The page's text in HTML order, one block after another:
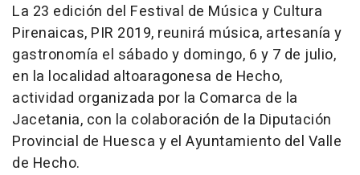
La 23 edición del Festival de Música y Cultura
Pirenaicas, PIR 2019, reunirá música, artesanía y
gastronomía el sábado y domingo, 6 y 7 de julio,
en la localidad altoaragonesa de Hecho,
actividad organizada por la Comarca de la
Jacetania, con la colaboración de la Diputación
Provincial de Huesca y el Ayuntamiento del Valle
de Hecho.